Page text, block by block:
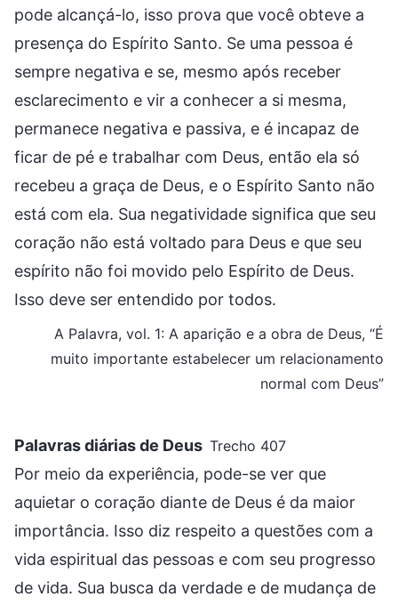
pode alcançá-lo, isso prova que você obteve a
presença do Espírito Santo. Se uma pessoa é
sempre negativa e se, mesmo após receber
esclarecimento e vir a conhecer a si mesma,
permanece negativa e passiva, e é incapaz de
ficar de pé e trabalhar com Deus, então ela só
recebeu a graça de Deus, e o Espírito Santo não
está com ela. Sua negatividade significa que seu
coração não está voltado para Deus e que seu
espírito não foi movido pelo Espírito de Deus.
Isso deve ser entendido por todos.
A Palavra, vol. 1: A aparição e a obra de Deus, “É
muito importante estabelecer um relacionamento
normal com Deus”
Palavras diárias de Deus Trecho 407
Por meio da experiência, pode-se ver que
aquietar o coração diante de Deus é da maior
importância. Isso diz respeito a questões com a
vida espiritual das pessoas e com seu progresso
de vida. Sua busca da verdade e de mudança de